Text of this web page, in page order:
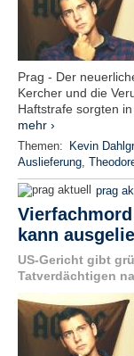
Prag - Der
Kercher und die
Haftstrafe sorgten
mehr ›
Themen: Kevin
Auslieferung,
prag
kann
US-Gericht gibt
Tatverdächtigen